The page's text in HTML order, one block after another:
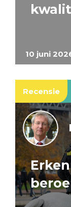
10 juni
Recensie